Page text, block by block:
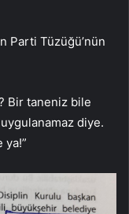
Parti Tüzüğü’nün
Bir taneniz bile
diye.
ya!”